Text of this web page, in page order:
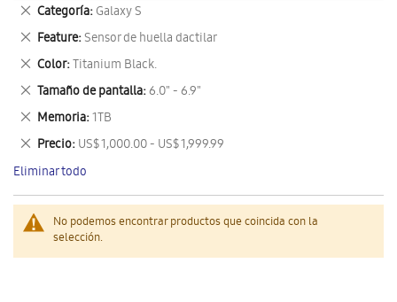
No podemos encontrar productos que coincida con la
selección.
Categoría Galaxy S
Eliminar
este
artículo
Feature Sensor de huella dactilar
Eliminar
este
artículo
Color Titanium Black.
Eliminar
este
artículo
Tamaño de pantalla 6.0" - 6.9"
Eliminar
este
artículo
Memoria 1TB
Eliminar
este
artículo
Precio US$ 1,000.00 - US$ 1,999.99
Eliminar
este
artículo
Eliminar todo